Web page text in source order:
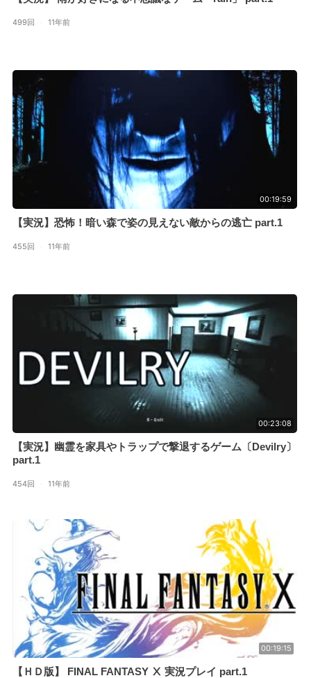
499回 · 11年前
00:19:59
【実況】恐怖！暗い森で姿の見えない敵からの逃亡 part.1
455回 · 11年前
00:23:08
【実況】幽霊を家具やトラップで撃退するゲーム〔Devilry〕
part.1
454回 · 11年前
00:19:15
【ＨＤ版】 FINAL FANTASY Ⅹ 実況プレイ part.1